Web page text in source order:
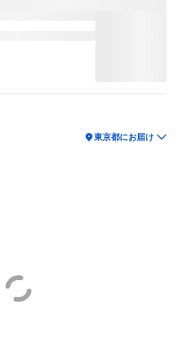
location_on東京都にお届け